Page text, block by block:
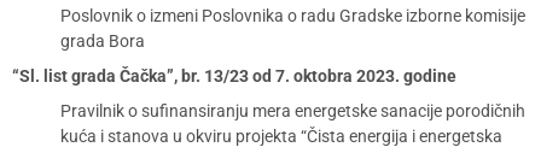
Poslovnik o izmeni Poslovnika o radu Gradske izborne komisije
grada Bora
“Sl. list grada Čačka”, br. 13/23 od 7. oktobra 2023. godine
Pravilnik o sufinansiranju mera energetske sanacije porodičnih
kuća i stanova u okviru projekta “Čista energija i energetska